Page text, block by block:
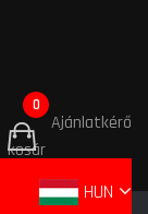
Ajánlatkérő
kosár
0
HUN